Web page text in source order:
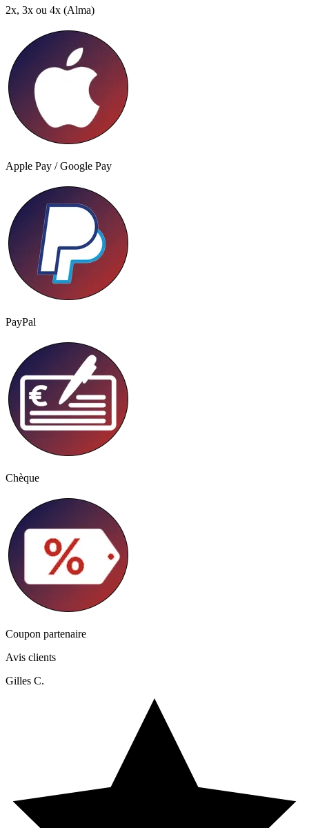
2x, 3x ou 4x (Alma)
Apple Pay / Google Pay
PayPal
Chèque
Coupon partenaire
Avis clients
Gilles C.